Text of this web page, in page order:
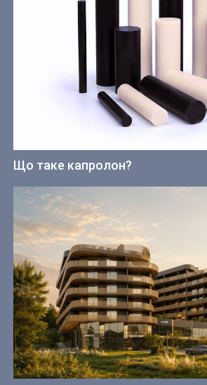
Що таке капролон?